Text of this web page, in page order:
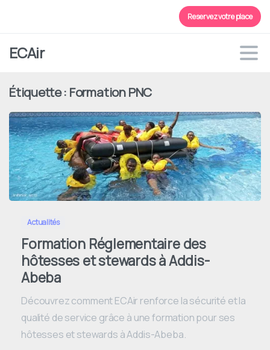
Reservez votre place
ECAir
Étiquette : Formation PNC
0
Actualités
Formation Réglementaire des
hôtesses et stewards à Addis-
Abeba
Découvrez comment ECAir renforce la sécurité et la
qualité de service grâce à une formation pour ses
hôtesses et stewards à Addis-Abeba.